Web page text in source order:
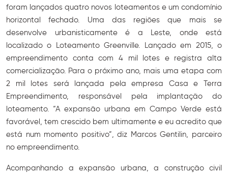
foram lançados quatro novos loteamentos e um condomínio
horizontal fechado. Uma das regiões que mais se
desenvolve urbanisticamente é a Leste, onde está
localizado o Loteamento Greenville. Lançado em 2015, o
empreendimento conta com 4 mil lotes e registra alta
comercialização. Para o próximo ano, mais uma etapa com
2 mil lotes será lançada pela empresa Casa e Terra
Empreendimento, responsável pela implantação do
loteamento. “A expansão urbana em Campo Verde está
favorável, tem crescido bem ultimamente e eu acredito que
está num momento positivo”, diz Marcos Gentilin, parceiro
no empreendimento.
Acompanhando a expansão urbana, a construção civil